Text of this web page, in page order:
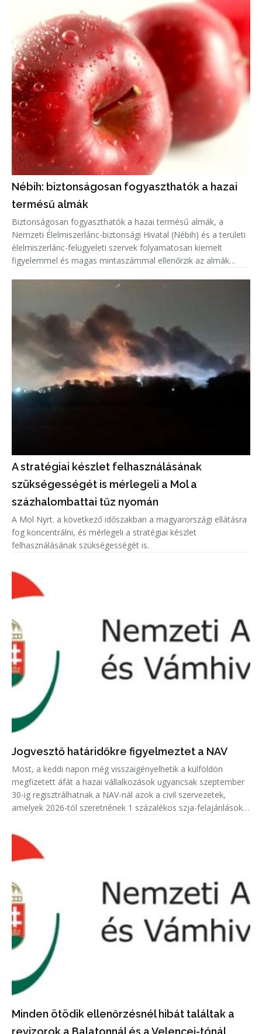
Nébih: biztonságosan fogyaszthatók a hazai
termésű almák
Biztonságosan fogyaszthatók a hazai termésű almák, a
Nemzeti Élelmiszerlánc-biztonsági Hivatal (Nébih) és a területi
élelmiszerlánc-felügyeleti szervek folyamatosan kiemelt
figyelemmel és magas mintaszámmal ellenőrzik az almák
A stratégiai készlet felhasználásának
szükségességét is mérlegeli a Mol a
százhalombattai tűz nyomán
A Mol Nyrt. a következő időszakban a magyarországi ellátásra
fog koncentrálni, és mérlegeli a stratégiai készlet
felhasználásának szükségességét is.
Jogvesztő határidőkre figyelmeztet a NAV
Most, a keddi napon még visszaigényelhetik a külföldön
megfizetett áfát a hazai vállalkozások ugyancsak szeptember
30-ig regisztrálhatnak a NAV-nál azok a civil szervezetek,
amelyek 2026-tól szeretnének 1 százalékos szja-felajánlásokat
Minden ötödik ellenőrzésnél hibát találtak a